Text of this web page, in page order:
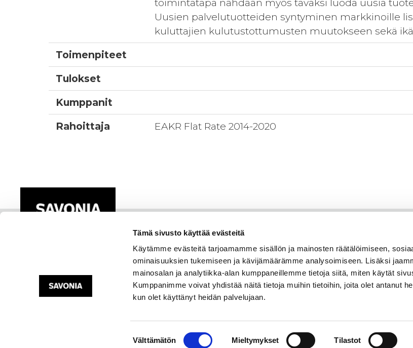
Tämä sivusto käyttää evästeitä
Käytämme evästeitä tarjoamamme sisällön ja mainosten räätälöimiseen,
ominaisuuksien tukemiseen ja kävijämäärämme analysoimiseen. Lisäksi
mainosalan ja analytiikka-alan kumppaneillemme tietoja siitä, miten käytät
Kumppanimme voivat yhdistää näitä tietoja muihin tietoihin, joita olet antanut
kun olet käyttänyt heidän palvelujaan.
Välttämätön Mieltymykset Tilastot
toimintatapa nähdään myös tavaksi luoda uusia
Uusien palvelutuotteiden syntyminen markkinoille
kuluttajien kulutustottumusten muutokseen sekä
Toimenpiteet
Tulokset
Kumppanit
Rahoittaja
EAKR Flat Rate 2014-2020
© Savonia Saavutettavuusseloste